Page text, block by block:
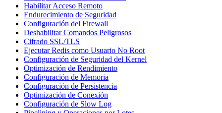
Habilitar Acceso Remoto
Endurecimiento de Seguridad
Configuración del Firewall
Deshabilitar Comandos Peligrosos
Cifrado SSL/TLS
Ejecutar Redis como Usuario No Root
Configuración de Seguridad del Kernel
Optimización de Rendimiento
Configuración de Memoria
Configuración de Persistencia
Optimización de Conexión
Configuración de Slow Log